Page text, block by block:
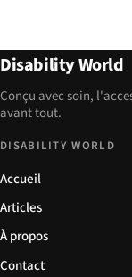
Disability World
Conçu avec soin,
avant tout.
DISABILITY WORLD
Accueil
Articles
À propos
Contact